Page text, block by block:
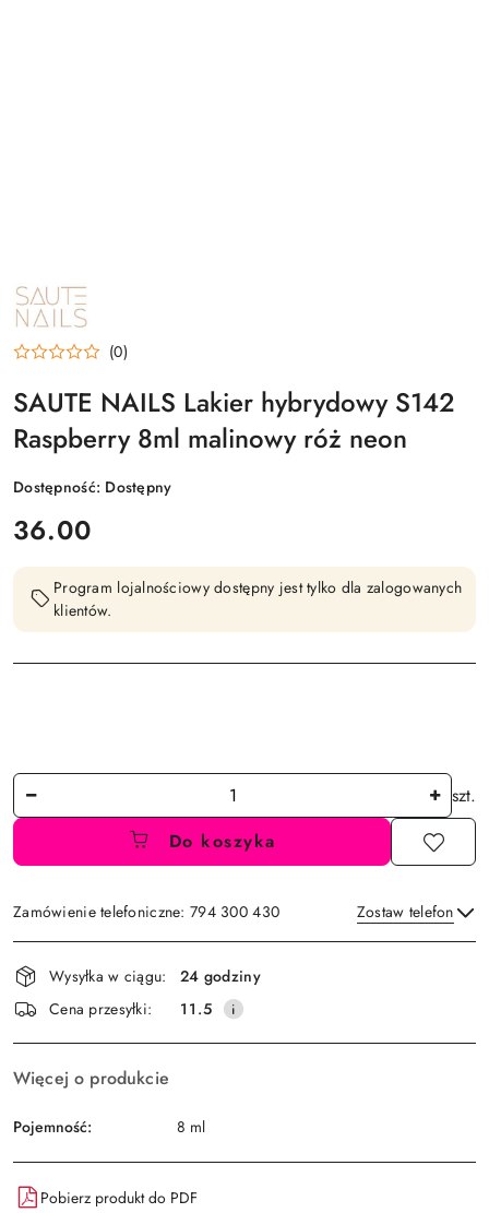
NAZWA
PRODUCENTA:
SAUTE
NAILS
(0)
SAUTE NAILS Lakier hybrydowy S142
Raspberry 8ml malinowy róż neon
Dostępność: Dostępny
cena:
36.00
Program lojalnościowy dostępny jest tylko dla zalogowanych
klientów.
Ilość
szt.
Do koszyka
Zamówienie telefoniczne: 794 300 430 Zostaw telefon
Wyślij
Dostępność
i
dostawa
Wysyłka w ciągu:
24 godziny
Cena przesyłki:
11.5
Więcej o produkcie
Pojemność: 8 ml
Pobierz produkt do PDF